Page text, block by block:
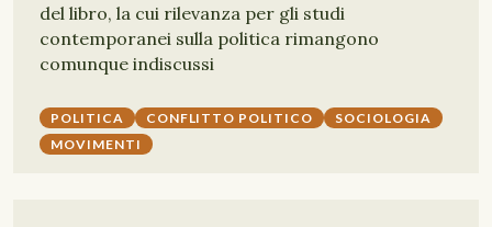
del libro, la cui rilevanza per gli studi
contemporanei sulla politica rimangono
comunque indiscussi
POLITICA CONFLITTO POLITICO
SOCIOLOGIA
MOVIMENTI